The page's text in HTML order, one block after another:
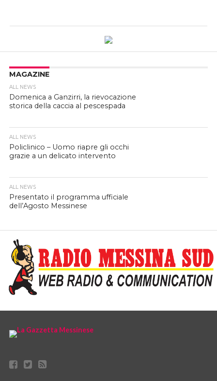
MAGAZINE
ALL NEWS
Domenica a Ganzirri, la rievocazione
storica della caccia al pescespada
ALL NEWS
Policlinico – Uomo riapre gli occhi
grazie a un delicato intervento
ALL NEWS
Presentato il programma ufficiale
dell’Agosto Messinese